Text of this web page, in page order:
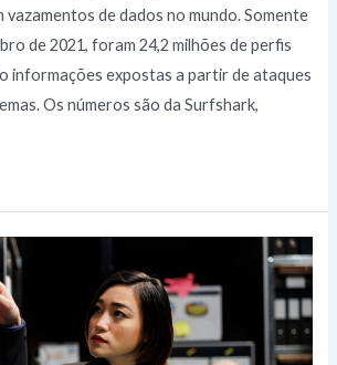
vazamentos de dados no mundo. Somente
de 2021, foram 24,2 milhões de perfis
informações expostas a partir de ataques
Os números são da Surfshark,